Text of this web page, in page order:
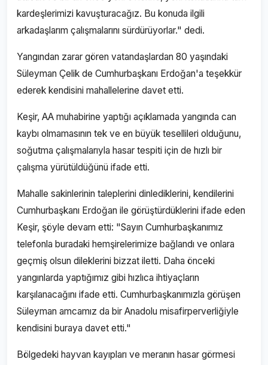
kardeşlerimizi kavuşturacağız. Bu konuda ilgili
arkadaşlarım çalışmalarını sürdürüyorlar." dedi.
Yangından zarar gören vatandaşlardan 80 yaşındaki
Süleyman Çelik de Cumhurbaşkanı Erdoğan'a teşekkür
ederek kendisini mahallelerine davet etti.
Keşir, AA muhabirine yaptığı açıklamada yangında can
kaybı olmamasının tek ve en büyük tesellileri olduğunu,
soğutma çalışmalarıyla hasar tespiti için de hızlı bir
çalışma yürütüldüğünü ifade etti.
Mahalle sakinlerinin taleplerini dinlediklerini, kendilerini
Cumhurbaşkanı Erdoğan ile görüştürdüklerini ifade eden
Keşir, şöyle devam etti: "Sayın Cumhurbaşkanımız
telefonla buradaki hemşirelerimize bağlandı ve onlara
geçmiş olsun dileklerini bizzat iletti. Daha önceki
yangınlarda yaptığımız gibi hızlıca ihtiyaçların
karşılanacağını ifade etti. Cumhurbaşkanımızla görüşen
Süleyman amcamız da bir Anadolu misafirperverliğiyle
kendisini buraya davet etti."
Bölgedeki hayvan kayıpları ve meranın hasar görmesi